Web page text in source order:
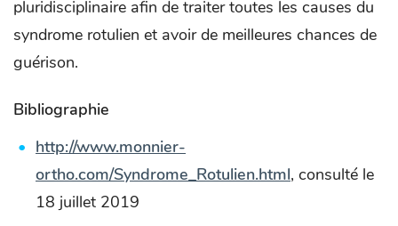
pluridisciplinaire afin de traiter toutes les causes du
syndrome rotulien et avoir de meilleures chances de
guérison.
Bibliographie
http://www.monnier-
ortho.com/Syndrome_Rotulien.html, consulté le
18 juillet 2019